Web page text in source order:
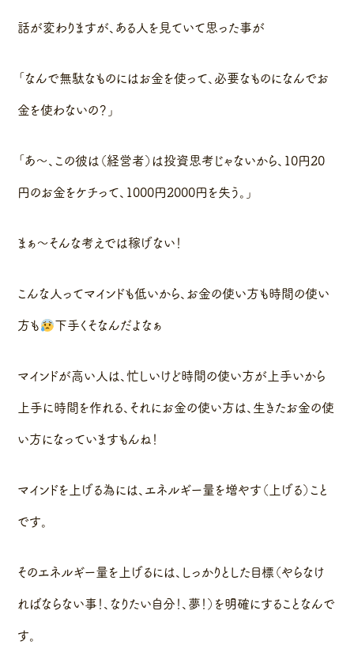
話が変わりますが、ある人を見ていて思った事が
「なんで無駄なものにはお金を使って、必要なものになんでお
金を使わないの？」
「あ〜、この彼は（経営者）は投資思考じゃないから、10円20
円のお金をケチって、1000円2000円を失う。」
まぁ〜そんな考えでは稼げない！
こんな人ってマインドも低いから、お金の使い方も時間の使い
方も
下手くそなんだよなぁ
マインドが高い人は、忙しいけど時間の使い方が上手いから
上手に時間を作れる、それにお金の使い方は、生きたお金の使
い方になっていますもんね！
マインドを上げる為には、エネルギー量を増やす（上げる）こと
です。
そのエネルギー量を上げるには、しっかりとした目標（やらなけ
ればならない事！、なりたい自分！、夢！）を明確にすることなんで
す。